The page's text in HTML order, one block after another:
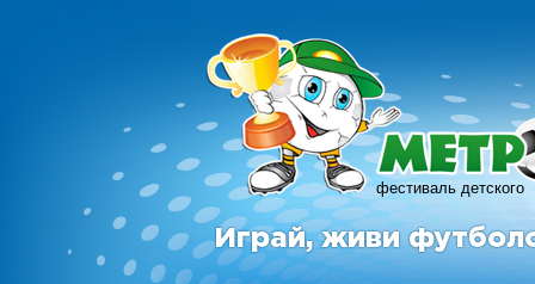
фестиваль детского
Играй, живи